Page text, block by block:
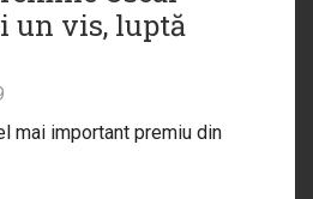
un vis, luptă
mai important premiu din